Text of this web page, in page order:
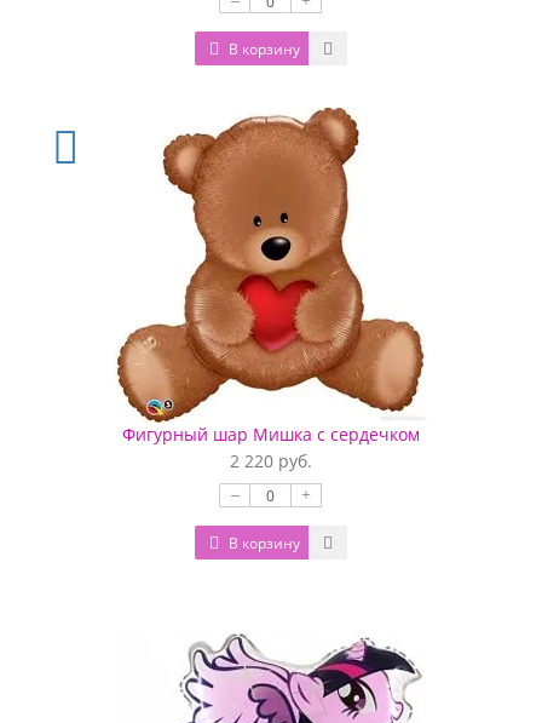
В корзину
Фигурный шар Мишка с сердечком
2 220 руб.
– +
В корзину